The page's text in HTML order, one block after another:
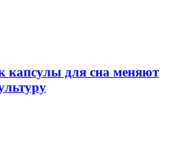
капсулы для сна меняют